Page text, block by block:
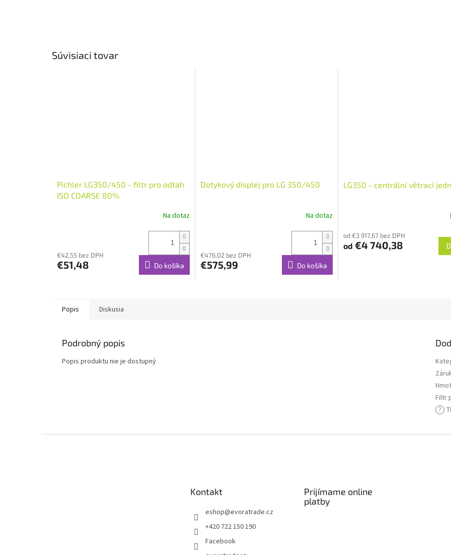
Súvisiaci tovar
Pichler LG350/450 - filtr pro odtah
ISO COARSE 80%
Na dotaz
€42,55 bez DPH
€51,48 Do košíka
Dotykový displej pro LG 350/450
Na dotaz
€476,02 bez DPH
€575,99 Do košíka
LG350 - centrální větrací
od €3 917,67 bez DPH
od €4 740,38
Popis Diskusia
Podrobný popis
Popis produktu nie je dostupný
Filtr
?
Kontakt
eshop@evoratrade.cz
+420 722 150 190
Facebook
Prijímame online
platby